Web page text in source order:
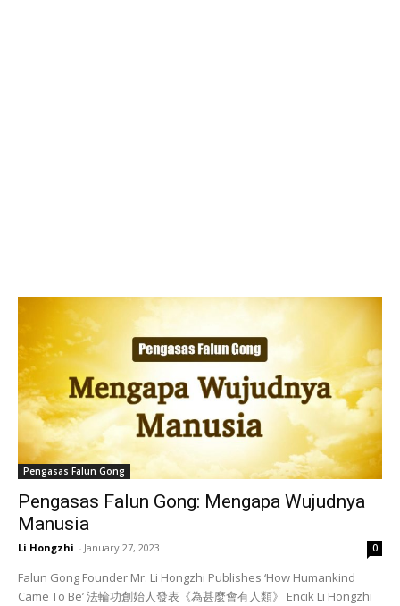
Pengasas Falun Gong
Pengasas Falun Gong: Mengapa Wujudnya
Manusia
Li Hongzhi - January 27, 2023 0
Falun Gong Founder Mr. Li Hongzhi Publishes ‘How Humankind
Came To Be’ 法輪功創始人發表《為甚麼會有人類》 Encik Li Hongzhi